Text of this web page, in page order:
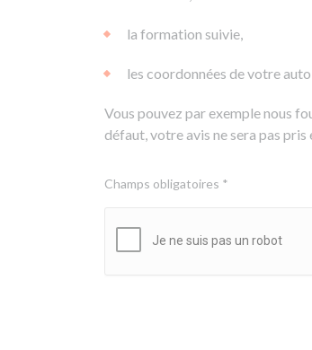
la formation suivie,
les coordonnées de votre
Vous pouvez par exemple nous
défaut, votre avis ne sera pas pris
Champs obligatoires *